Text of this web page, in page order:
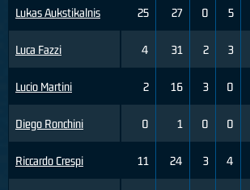
Lukas Aukstikalnis
Luca Fazzi
Lucio Martini
Diego Ronchini
Riccardo Crespi
25 27 0 5
4 31 2 3
2 16 3 0
0 1 0 0
11 24 3 4